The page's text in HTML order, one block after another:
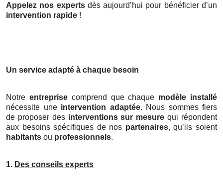
Appelez nos expertsdès aujourd’hui pour bénéficier d’un
intervention rapide !
Un service adapté à chaque besoin
Notre entreprisecomprend que chaque modèle installé
nécessite une intervention adaptée. Nous sommes fiers
de proposer des interventions sur mesure qui répondent
aux besoins spécifiques de nos partenaires, qu’ils soient
habitants ou professionnels.
1. Des conseils experts